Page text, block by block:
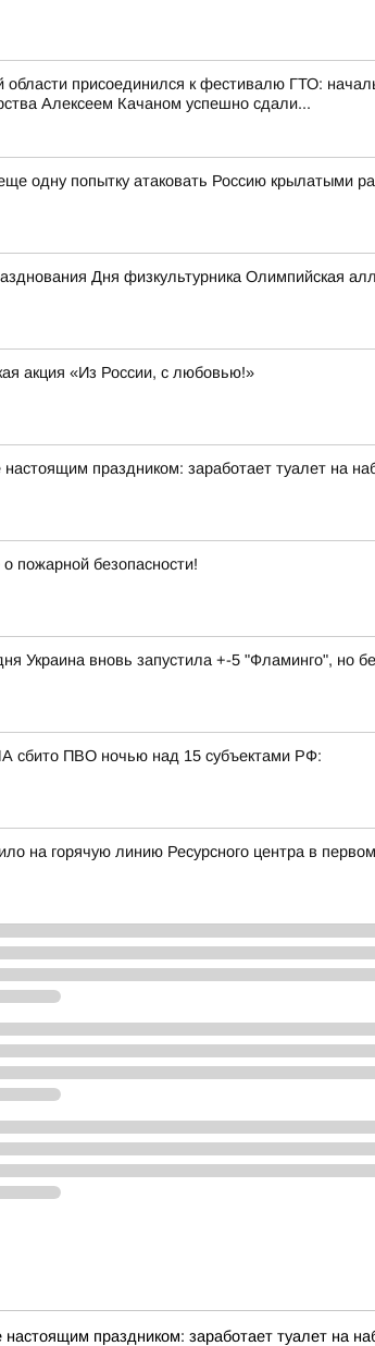
области присоединился к фестивалю ГТО:
Алексеем Качаном успешно сдали...
одну попытку атаковать Россию крылатыми
Дня физкультурника Олимпийская
акция «Из России, с любовью!»
праздником: заработает туалет на
пожарной безопасности!
Украина вновь запустила +-5 "Фламинго", но
сбито ПВО ночью над 15 субъектами РФ:
на горячую линию Ресурсного центра в
настоящим праздником: заработает туалет на